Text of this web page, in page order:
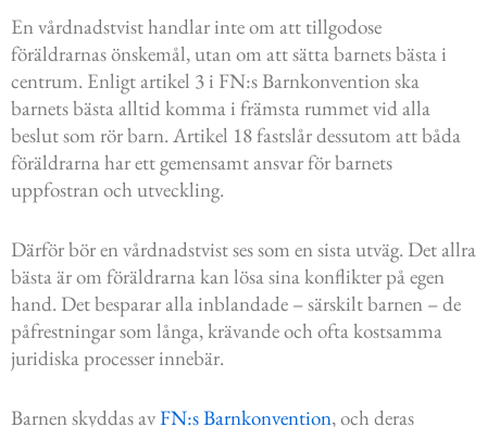
En vårdnadstvist handlar inte om att tillgodose
föräldrarnas önskemål, utan om att sätta barnets bästa i
centrum. Enligt artikel 3 i FN:s Barnkonvention ska
barnets bästa alltid komma i främsta rummet vid alla
beslut som rör barn. Artikel 18 fastslår dessutom att båda
föräldrarna har ett gemensamt ansvar för barnets
uppfostran och utveckling.
Därför bör en vårdnadstvist ses som en sista utväg. Det allra
bästa är om föräldrarna kan lösa sina konflikter på egen
hand. Det besparar alla inblandade – särskilt barnen – de
påfrestningar som långa, krävande och ofta kostsamma
juridiska processer innebär.
Barnen skyddas avFN:s Barnkonvention, och deras